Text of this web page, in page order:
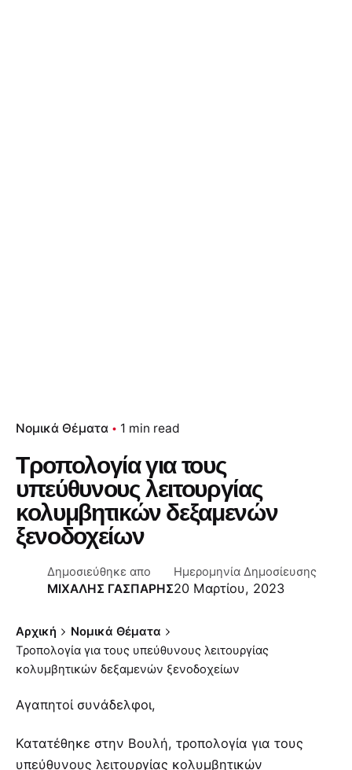
Νομικά Θέματα 1 min read
Τροπολογία για τους
υπεύθυνους λειτουργίας
κολυμβητικών δεξαμενών
ξενοδοχείων
Δημοσιεύθηκε απο
ΜΙΧΑΛΗΣ ΓΑΣΠΑΡΗΣ
Ημερομηνία Δημοσίευσης
20 Μαρτίου, 2023
Αρχική
Νομικά Θέματα
Τροπολογία για τους υπεύθυνους λειτουργίας
κολυμβητικών δεξαμενών ξενοδοχείων
Αγαπητοί συνάδελφοι,
Κατατέθηκε στην Βουλή, τροπολογία για τους
υπεύθυνους λειτουργίας κολυμβητικών